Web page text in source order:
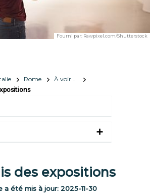
Fourni par: Rawpixel.com/Shutterstock
Rome
À voir et à faire
des expositions
a été mis à jour: 2025-11-30